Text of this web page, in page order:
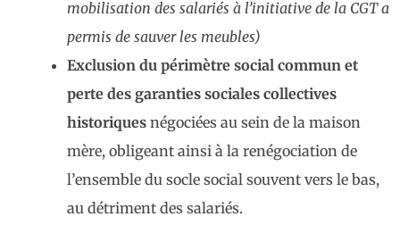
mobilisation des salariés à l’initiative de la CGT a
permis de sauver les meubles)
Exclusion du périmètre social commun et
perte des garanties sociales collectives
historiques négociées au sein de la maison
mère, obligeant ainsi à la renégociation de
l’ensemble du socle social souvent vers le bas,
au détriment des salariés.